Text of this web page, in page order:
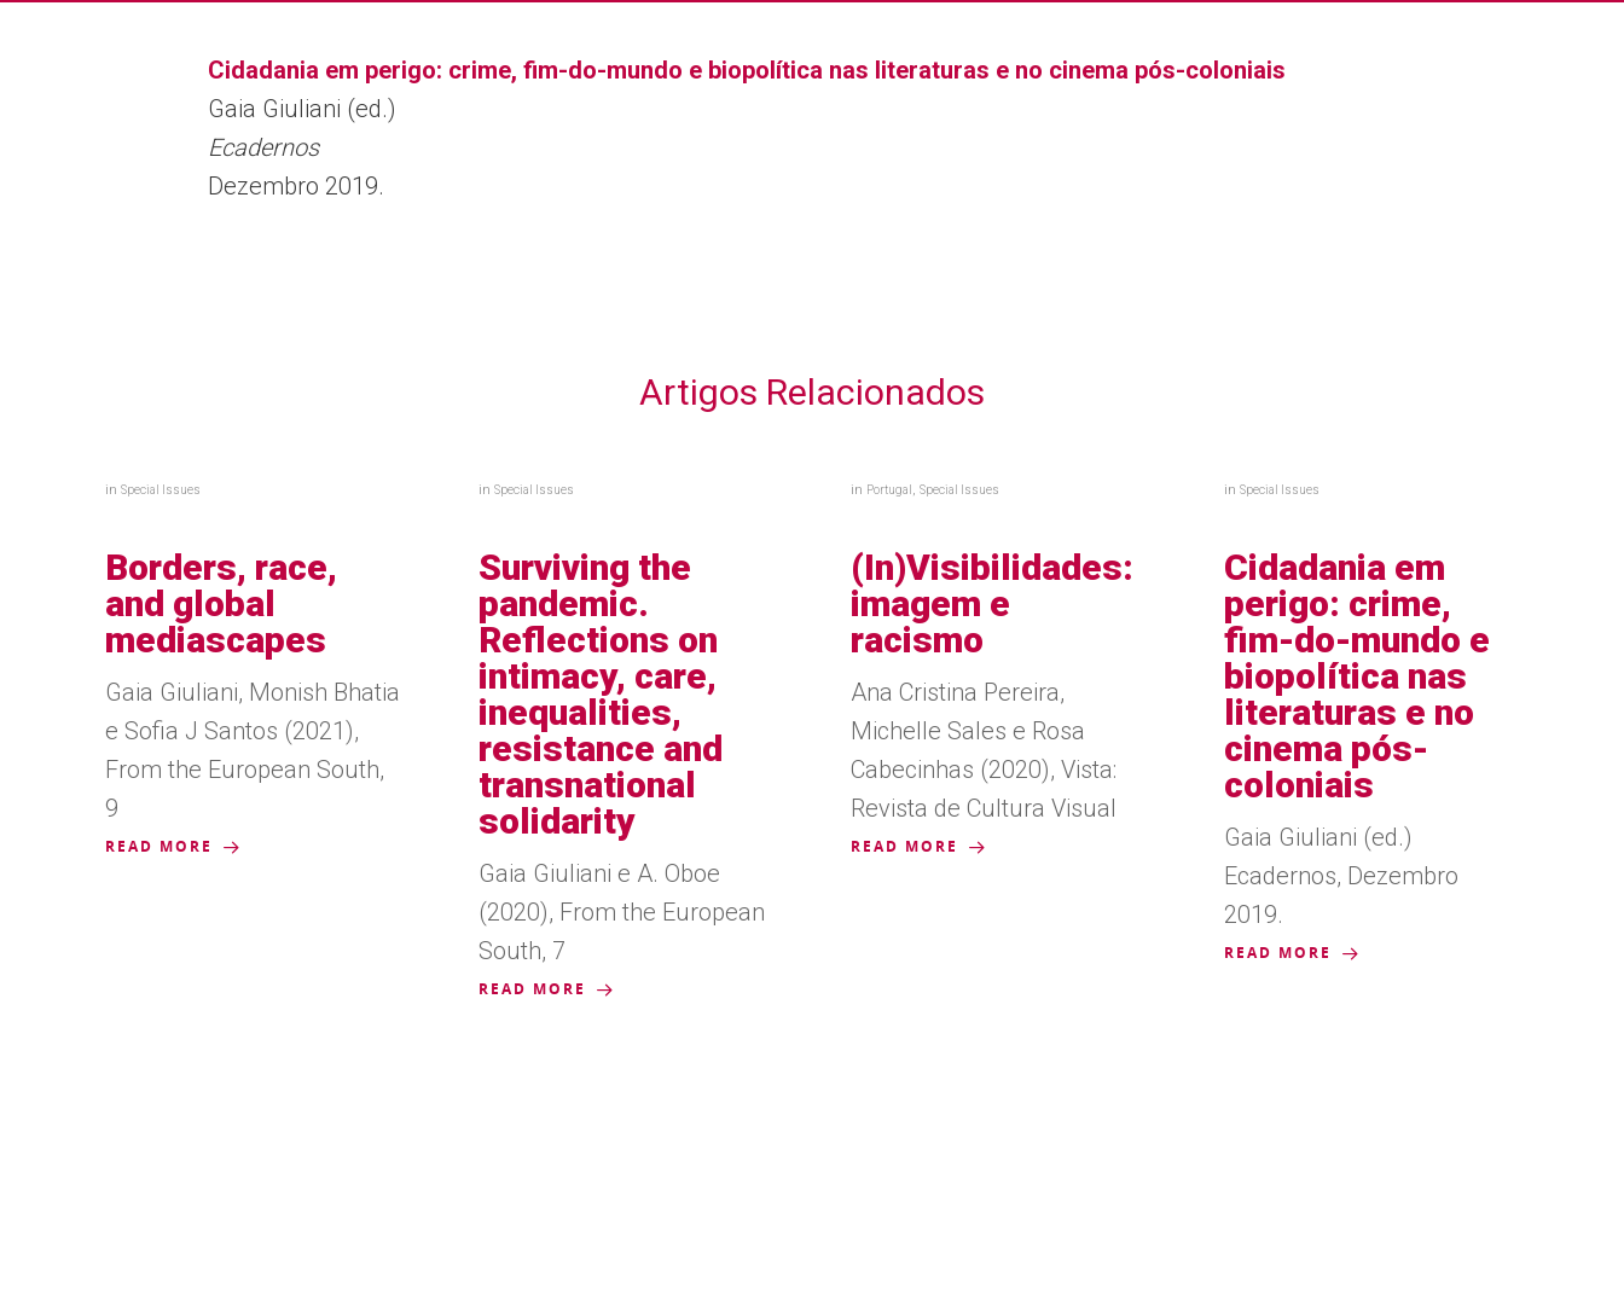
Cidadania em perigo: crime, fim-do-mundo e biopolítica nas literaturas e no cinema pós-coloniais
Gaia Giuliani (ed.)
Ecadernos
Dezembro 2019.
Artigos Relacionados
inSpecial Issues
Borders, race,
and global
mediascapes
Gaia Giuliani, Monish Bhatia
e Sofia J Santos (2021),
From the European South,
9
READ MORE
in Special Issues
Surviving the
pandemic.
Reflections on
intimacy, care,
inequalities,
resistance and
transnational
solidarity
Gaia Giuliani e A. Oboe
(2020), From the European
South, 7
READ MORE
in Portugal ,Special Issues
(In)Visibilidades:
imagem e
racismo
Ana Cristina Pereira,
Michelle Sales e Rosa
Cabecinhas (2020), Vista:
Revista de Cultura Visual
READ MORE
in Special Issues
Cidadania em
perigo: crime,
fim-do-mundo e
biopolítica nas
literaturas e no
cinema pós-
coloniais
Gaia Giuliani (ed.)
Ecadernos, Dezembro
2019.
READ MORE